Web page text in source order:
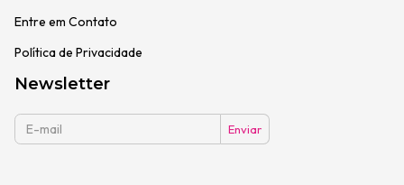
Entre em Contato
Política de Privacidade
Newsletter